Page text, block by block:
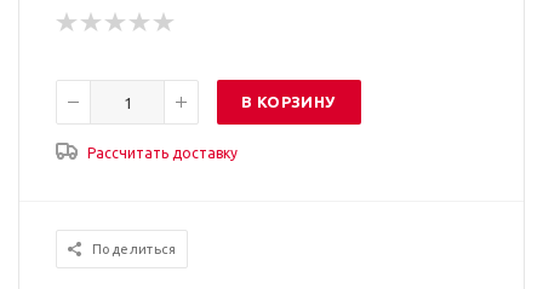
В КОРЗИНУ
Рассчитать доставку
Поделиться